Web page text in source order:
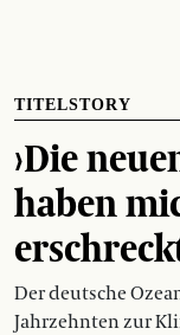
TITELSTORY
›Die
haben
Der deutsche
Jahrzehnten zur